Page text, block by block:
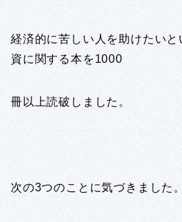
経済的に苦しい人を助けたい
資に関する本を1000
冊以上読破しました。
次の3つのことに気づきました。